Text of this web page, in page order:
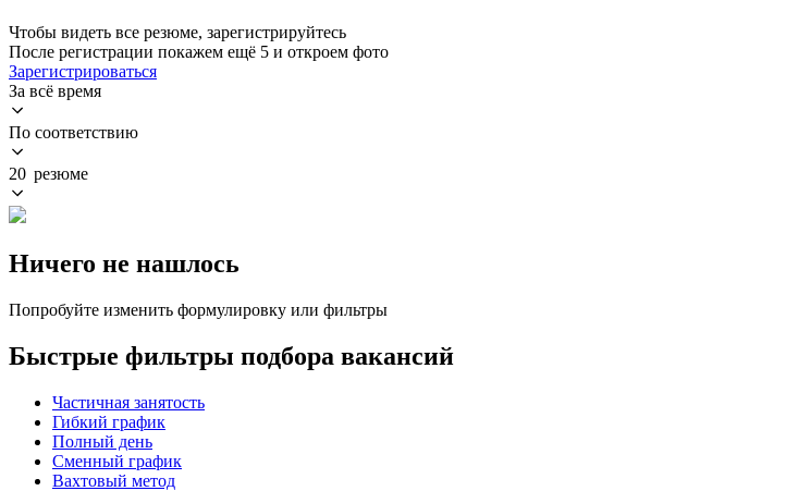
Чтобы видеть все резюме, зарегистрируйтесь
После регистрации покажем ещё 5 и откроем фото
Зарегистрироваться
За всё время
По соответствию
20 резюме
Ничего не нашлось
Попробуйте изменить формулировку или фильтры
Быстрые фильтры подбора вакансий
Частичная занятость
Гибкий график
Полный день
Сменный график
Вахтовый метод